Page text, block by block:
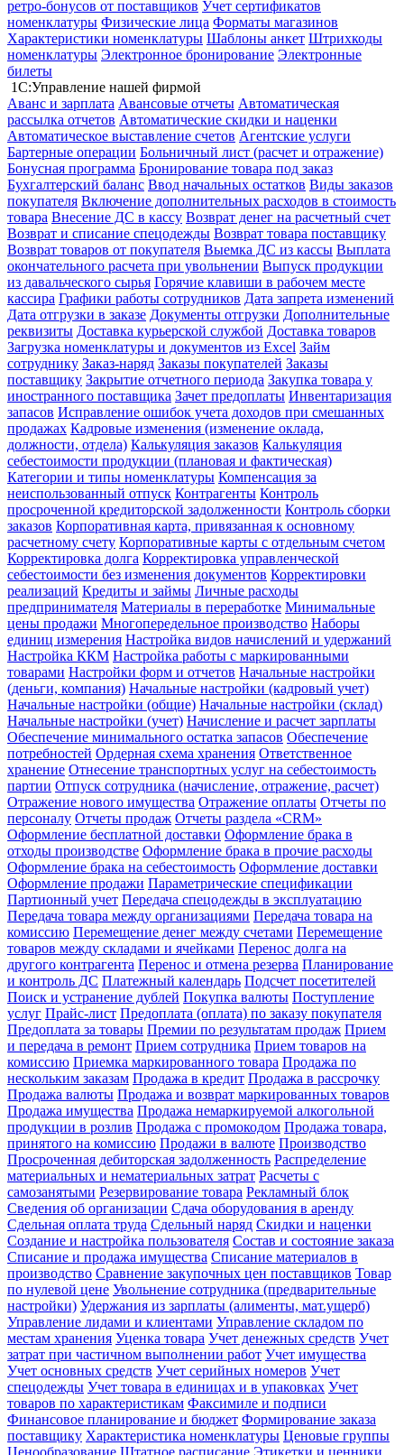
ретро-бонусов от поставщиков Учет сертификатов
номенклатуры Физические лица Форматы магазинов
Характеристики номенклатуры Шаблоны анкет Штрихкоды
номенклатуры Электронное бронирование Электронные
билеты
1С:Управление нашей фирмой
Аванс и зарплата Авансовые отчеты Автоматическая
рассылка отчетов Автоматические скидки и наценки
Автоматическое выставление счетов Агентские услуги
Бартерные операции Больничный лист (расчет и отражение)
Бонусная программа Бронирование товара под заказ
Бухгалтерский баланс Ввод начальных остатков Виды заказов
покупателя Включение дополнительных расходов в стоимость
товара Внесение ДС в кассу Возврат денег на расчетный счет
Возврат и списание спецодежды Возврат товара поставщику
Возврат товаров от покупателя Выемка ДС из кассы Выплата
окончательного расчета при увольнении Выпуск продукции
из давальческого сырья Горячие клавиши в рабочем месте
кассира Графики работы сотрудников Дата запрета изменений
Дата отгрузки в заказе Документы отгрузки Дополнительные
реквизиты Доставка курьерской службой Доставка товаров
Загрузка номенклатуры и документов из Excel Займ
сотруднику Заказ-наряд Заказы покупателей Заказы
поставщику Закрытие отчетного периода Закупка товара у
иностранного поставщика Зачет предоплаты Инвентаризация
запасов Исправление ошибок учета доходов при смешанных
продажах Кадровые изменения (изменение оклада,
должности, отдела) Калькуляция заказов Калькуляция
себестоимости продукции (плановая и фактическая)
Категории и типы номенклатуры Компенсация за
неиспользованный отпуск Контрагенты Контроль
просроченной кредиторской задолженности Контроль сборки
заказов Корпоративная карта, привязанная к основному
расчетному счету Корпоративные карты с отдельным счетом
Корректировка долга Корректировка управленческой
себестоимости без изменения документов Корректировки
реализаций Кредиты и займы Личные расходы
предпринимателя Материалы в переработке Минимальные
цены продажи Многопередельное производство Наборы
единиц измерения Настройка видов начислений и удержаний
Настройка ККМ Настройка работы с маркированными
товарами Настройки форм и отчетов Начальные настройки
(деньги, компания) Начальные настройки (кадровый учет)
Начальные настройки (общие) Начальные настройки (склад)
Начальные настройки (учет) Начисление и расчет зарплаты
Обеспечение минимального остатка запасов Обеспечение
потребностей Ордерная схема хранения Ответственное
хранение Отнесение транспортных услуг на себестоимость
партии Отпуск сотрудника (начисление, отражение, расчет)
Отражение нового имущества Отражение оплаты Отчеты по
персоналу Отчеты продаж Отчеты раздела «CRM»
Оформление бесплатной доставки Оформление брака в
отходы производстве Оформление брака в прочие расходы
Оформление брака на себестоимость Оформление доставки
Оформление продажи Параметрические спецификации
Партионный учет Передача спецодежды в эксплуатацию
Передача товара между организациями Передача товара на
комиссию Перемещение денег между счетами Перемещение
товаров между складами и ячейками Перенос долга на
другого контрагента Перенос и отмена резерва Планирование
и контроль ДС Платежный календарь Подсчет посетителей
Поиск и устранение дублей Покупка валюты Поступление
услуг Прайс-лист Предоплата (оплата) по заказу покупателя
Предоплата за товары Премии по результатам продаж Прием
и передача в ремонт Прием сотрудника Прием товаров на
комиссию Приемка маркированного товара Продажа по
нескольким заказам Продажа в кредит Продажа в рассрочку
Продажа валюты Продажа и возврат маркированных товаров
Продажа имущества Продажа немаркируемой алкогольной
продукции в розлив Продажа с промокодом Продажа товара,
принятого на комиссию Продажи в валюте Производство
Просроченная дебиторская задолженность Распределение
материальных и нематериальных затрат Расчеты с
самозанятыми Резервирование товара Рекламный блок
Сведения об организации Сдача оборудования в аренду
Сдельная оплата труда Сдельный наряд Скидки и наценки
Создание и настройка пользователя Состав и состояние заказа
Списание и продажа имущества Списание материалов в
производство Сравнение закупочных цен поставщиков Товар
по нулевой цене Увольнение сотрудника (предварительные
настройки) Удержания из зарплаты (алименты, мат.ущерб)
Управление лидами и клиентами Управление складом по
местам хранения Уценка товара Учет денежных средств Учет
затрат при частичном выполнении работ Учет имущества
Учет основных средств Учет серийных номеров Учет
спецодежды Учет товара в единицах и в упаковках Учет
товаров по характеристикам Факсимиле и подписи
Финансовое планирование и бюджет Формирование заказа
поставщику Характеристика номенклатуры Ценовые группы
Ценообразование Штатное расписание Этикетки и ценники